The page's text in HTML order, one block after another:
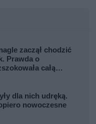
zaczął chodzić
Prawda o
całą
dla nich udręką.
nowoczesne